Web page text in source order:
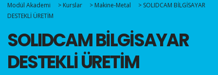
Modül Akademi > Kurslar > Makine-Metal > SOLIDCAM BİLGİSAYAR
DESTEKLİ ÜRETİM
SOLIDCAM BİLGİSAYAR
DESTEKLİ ÜRETİM